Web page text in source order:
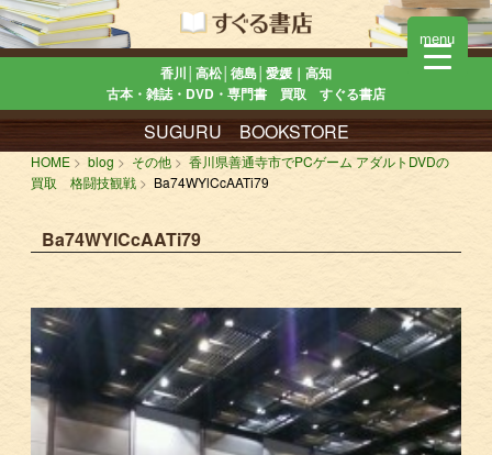
香川│高松│徳島│愛媛｜高知
古本・雑誌・DVD・専門書 買取 すぐる書店
SUGURU BOOKSTORE
HOME blog その他
香川県善通寺市でPCゲーム アダルトDVDの
買取 格闘技観戦
Ba74WYlCcAATi79
Ba74WYlCcAATi79
menu